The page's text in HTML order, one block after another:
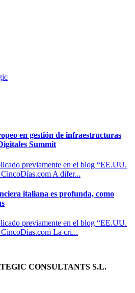
en gestión de infraestructuras
Summit
previamente en el blog “EE.UU.
CincoDías.com A difer...
italiana es profunda, como
previamente en el blog “EE.UU.
CincoDías.com La cri...
CONSULTANTS S.L.